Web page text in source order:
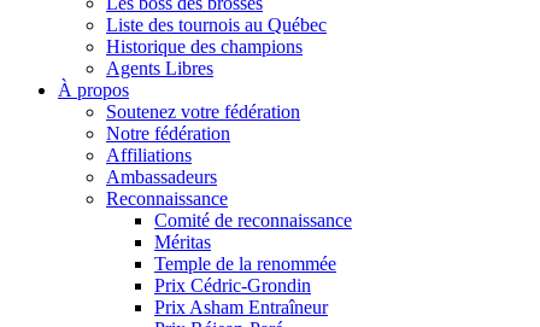
Liste des tournois au Québec
Historique des champions
Agents Libres
À propos
Soutenez votre fédération
Notre fédération
Affiliations
Ambassadeurs
Reconnaissance
Comité de reconnaissance
Méritas
Temple de la renommée
Prix Cédric-Grondin
Prix Asham Entraîneur